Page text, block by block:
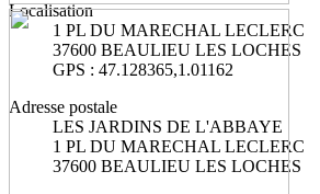
Localisation
1 PL DU MARECHAL LECLERC
37600 BEAULIEU LES LOCHES
GPS : 47.128365,1.01162
Adresse postale
LES JARDINS DE L'ABBAYE
1 PL DU MARECHAL LECLERC
37600 BEAULIEU LES LOCHES